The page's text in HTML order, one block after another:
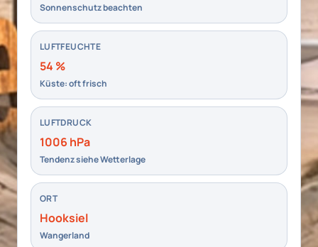
Sonnenschutz beachten
LUFTFEUCHTE
54 %
Küste: oft frisch
LUFTDRUCK
1006 hPa
Tendenz siehe Wetterlage
ORT
Hooksiel
Wangerland